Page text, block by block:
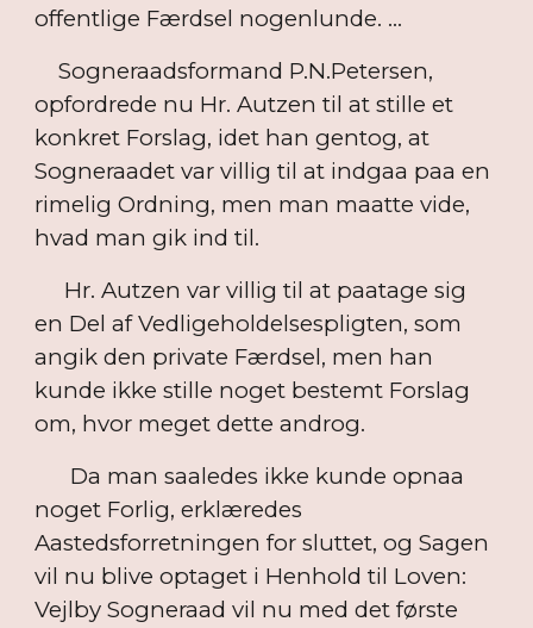
offentlige Færdsel nogenlunde. ...
Sogneraadsformand P.N.Petersen,
opfordrede nu Hr. Autzen til at stille et
konkret Forslag, idet han gentog, at
Sogneraadet var villig til at indgaa paa en
rimelig Ordning, men man maatte vide,
hvad man gik ind til.
Hr. Autzen var villig til at paatage sig
en Del af Vedligeholdelsespligten, som
angik den private Færdsel, men han
kunde ikke stille noget bestemt Forslag
om, hvor meget dette androg.
Da man saaledes ikke kunde opnaa
noget Forlig, erklæredes
Aastedsforretningen for sluttet, og Sagen
vil nu blive optaget i Henhold til Loven:
Vejlby Sogneraad vil nu med det første